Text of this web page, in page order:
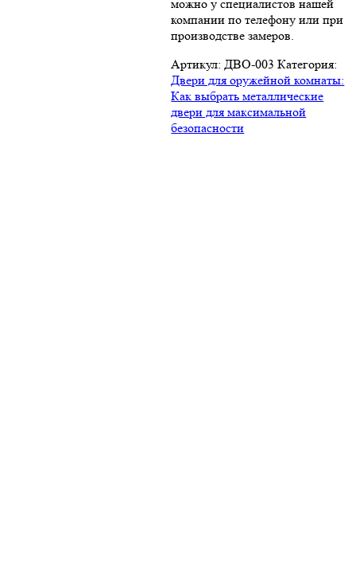
можно у специалистов нашей
компании по телефону или при
производстве замеров.
Артикул:ДВО-003 Категория:
Двери для оружейной комнаты:
Как выбрать металлические
двери для максимальной
безопасности